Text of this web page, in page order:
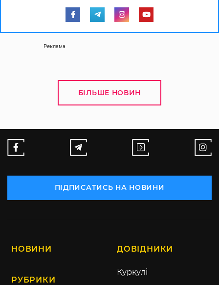
Реклама
БІЛЬШЕ НОВИН
ПІДПИСАТИСЬ НА НОВИНИ
НОВИНИ
РУБРИКИ
ДОВІДНИКИ
Куркулі